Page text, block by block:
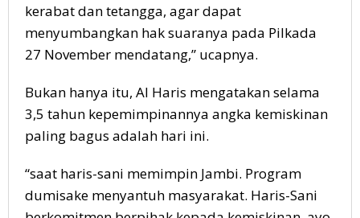
kerabat dan tetangga, agar dapat
menyumbangkan hak suaranya pada Pilkada
27 November mendatang,” ucapnya.
Bukan hanya itu, Al Haris mengatakan selama
3,5 tahun kepemimpinannya angka kemiskinan
paling bagus adalah hari ini.
“saat haris-sani memimpin Jambi. Program
dumisake menyantuh masyarakat. Haris-Sani